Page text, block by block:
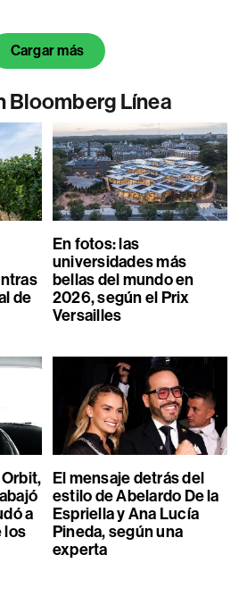
Cargar más
Bloomberg Línea
de
En fotos: las
universidades más
bellas del mundo en
2026, según el Prix
Versailles
a
los
El mensaje detrás del
estilo de Abelardo De la
Espriella y Ana Lucía
Pineda, según una
experta